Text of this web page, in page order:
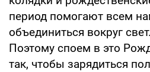
период помогают всем
объединиться вокруг
Поэтому споем в это
так, чтобы зарядиться